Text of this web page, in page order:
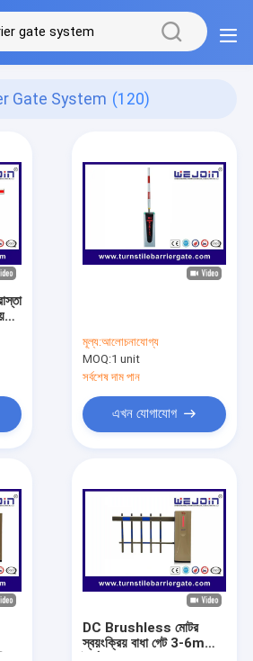
Gate System (120)
মূল্য:আলোচনাযোগ্য
MOQ:1 unit
সর্বশেষ দাম পান
এখন যোগাযোগ
DC Brushless মোটর
স্বয়ংক্রিয় বাধা গেট 3-6m